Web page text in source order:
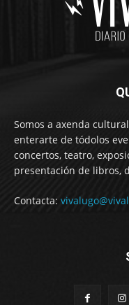
Somos a axenda
enterarte de tódolos
concertos, teatro,
presentación de libros,
Contacta: